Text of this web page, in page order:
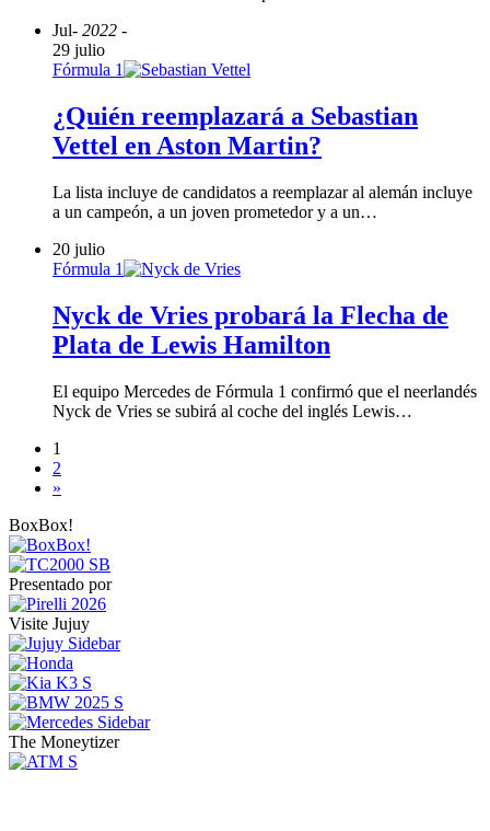
Jul- 2022 -
29 julio
Fórmula 1
¿Quién reemplazará a Sebastian
Vettel en Aston Martin?
La lista incluye de candidatos a reemplazar al alemán incluye
a un campeón, a un joven prometedor y a un…
20 julio
Fórmula 1
Nyck de Vries probará la Flecha de
Plata de Lewis Hamilton
El equipo Mercedes de Fórmula 1 confirmó que el neerlandés
Nyck de Vries se subirá al coche del inglés Lewis…
1
2
»
BoxBox!
Presentado por
Visite Jujuy
The Moneytizer